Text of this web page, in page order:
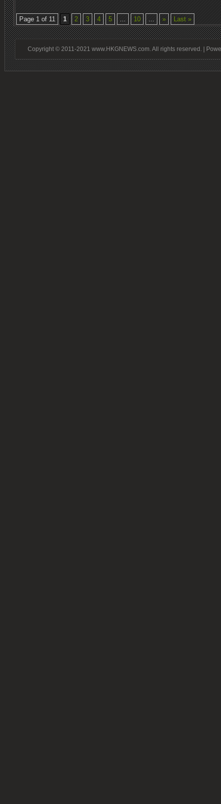
Page 1 of 11 1 2 3 4 5 ... 10 ... » Last »
Copyright © 2011-2021 www.HKGNEWS.com. All rights reserved. |